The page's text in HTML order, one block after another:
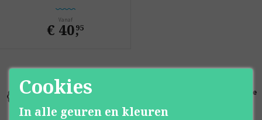
Vanaf
€ 40,
95
Kortingen
100% originele
Cookies
In alle geuren en kleuren